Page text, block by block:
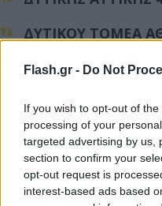
Flash.gr - Do Not
If you wish to opt-out of
processing of your
targeted advertising by us,
section to confirm your
opt-out request is
interest-based ads based
ΔΥΤΙΚΟΥ ΤΟΜΕΑ
ΕΒΡΟΥ 30
ΕΥΒΟΙΑΣ 22
ΖΑΚΥΝΘΟΥ 2
ΗΛΕΙΑΣ 17